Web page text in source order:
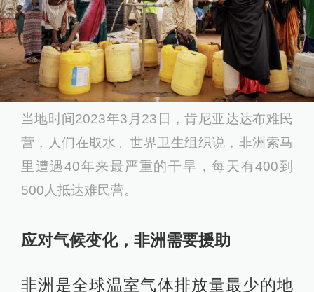
当地时间2023年3月23日，肯尼亚达达布难民
营，人们在取水。世界卫生组织说，非洲索马
里遭遇40年来最严重的干旱，每天有400到
500人抵达难民营。
应对气候变化，非洲需要援助
非洲是全球温室气体排放量最少的地